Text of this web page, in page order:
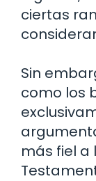
ciertas
Sin
como los
más fiel a